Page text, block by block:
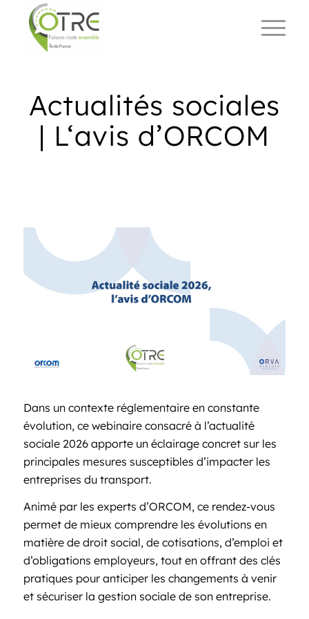
Actualités sociales
| L‘avis d’ORCOM
Dans un contexte réglementaire en constante
évolution, ce webinaire consacré à l’actualité
sociale 2026 apporte un éclairage concret sur les
principales mesures susceptibles d’impacter les
entreprises du transport.
Animé par les experts d’ORCOM, ce rendez-vous
permet de mieux comprendre les évolutions en
matière de droit social, de cotisations, d’emploi et
d’obligations employeurs, tout en offrant des clés
pratiques pour anticiper les changements à venir
et sécuriser la gestion sociale de son entreprise.